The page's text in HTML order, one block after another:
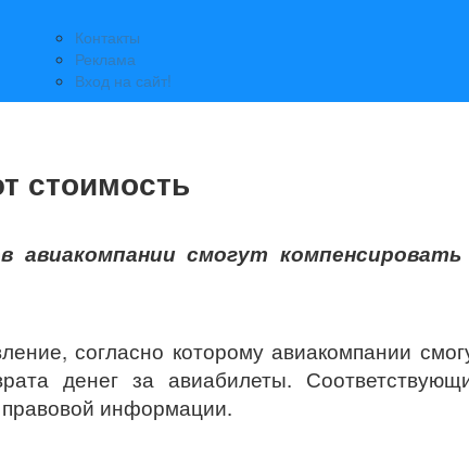
Контакты
Реклама
Вход на сайт!
стоимость
авиакомпании смогут компенсировать
согласно которому авиакомпании
денег за авиабилеты.
правовой информации.